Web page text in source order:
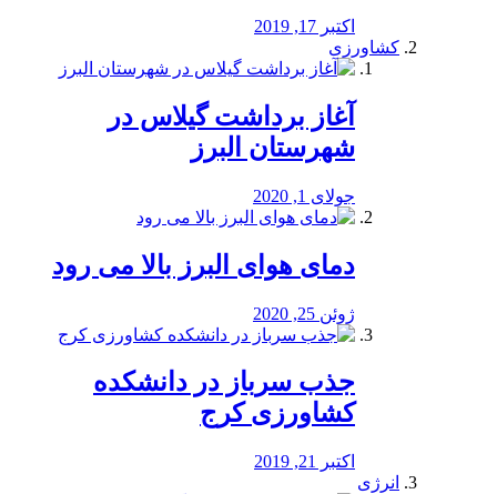
اکتبر 17, 2019
کشاورزی
آغاز برداشت گیلاس در
شهرستان البرز
جولای 1, 2020
دمای هوای البرز بالا می رود
ژوئن 25, 2020
جذب سرباز در دانشکده
کشاورزی کرج
اکتبر 21, 2019
انرژی